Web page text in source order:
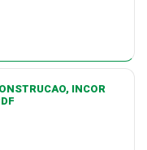
INCOR